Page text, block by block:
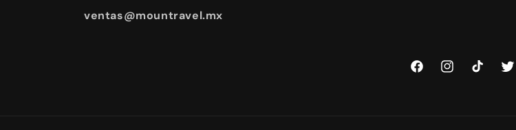
ventas@mountravel.mx
FacebookInstagramTikTok